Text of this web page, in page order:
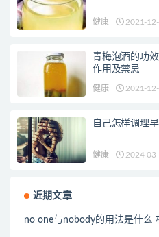
健康 2021-
青梅泡酒的功
作用及禁忌
健康 2021-
自己怎样调理
健康 2024-
近期文章
no one与nobody的用法是什么